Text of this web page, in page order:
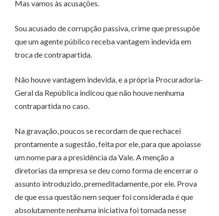
Mas vamos às acusações.
Sou acusado de corrupção passiva, crime que pressupõe
que um agente público receba vantagem indevida em
troca de contrapartida.
Não houve vantagem indevida, e a própria Procuradoria-
Geral da República indicou que não houve nenhuma
contrapartida no caso.
Na gravação, poucos se recordam de que rechacei
prontamente a sugestão, feita por ele, para que apoiasse
um nome para a presidência da Vale. A menção a
diretorias da empresa se deu como forma de encerrar o
assunto introduzido, premeditadamente, por ele. Prova
de que essa questão nem sequer foi considerada é que
absolutamente nenhuma iniciativa foi tomada nesse